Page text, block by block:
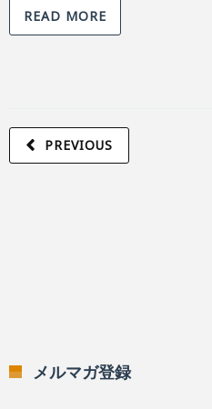
READ MORE
PREVIOUS
メルマガ登録